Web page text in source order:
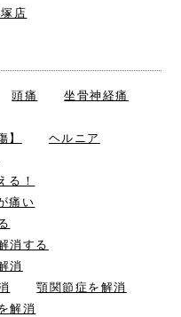
店
頭痛
坐骨神経痛
】
ヘルニア
る！
痛い
消する
消
顎関節症を解消
解消